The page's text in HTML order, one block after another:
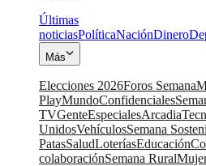
Últimas
noticiasPolíticaNaciónDinero
Más
Elecciones 2026Foros Semana
PlayMundoConfidenciales
TVGenteEspecialesArcadia
UnidosVehículosSemana
PatasSaludLoteríasEducación
colaboraciónSemana Rural